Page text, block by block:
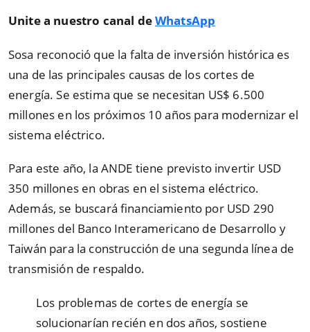
Unite a nuestro canal deWhatsApp
Sosa reconoció que la falta de inversión histórica es
una de las principales causas de los cortes de
energía. Se estima que se necesitan US$ 6.500
millones en los próximos 10 años para modernizar el
sistema eléctrico.
Para este año, la ANDE tiene previsto invertir USD
350 millones en obras en el sistema eléctrico.
Además, se buscará financiamiento por USD 290
millones del Banco Interamericano de Desarrollo y
Taiwán para la construcción de una segunda línea de
transmisión de respaldo.
Los problemas de cortes de energía se
solucionarían recién en dos años, sostiene